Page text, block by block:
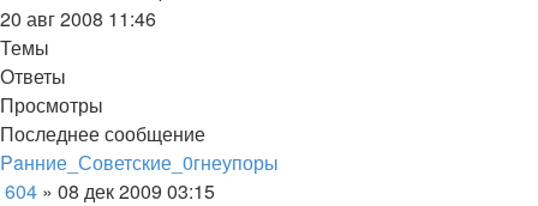
20 авг 2008 11:46
Темы
Ответы
Просмотры
Последнее сообщение
Paнние_Советские_0гнеупоры
604 » 08 дек 2009 03:15